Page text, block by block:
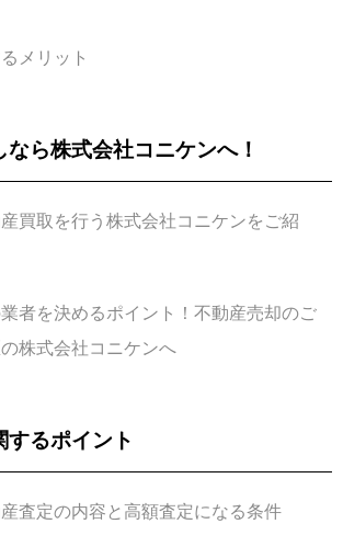
メリット
ら株式会社コニケンへ！
買取を行う株式会社コニケンをご紹
者を決めるポイント！不動産売却のご
株式会社コニケンへ
するポイント
査定の内容と高額査定になる条件